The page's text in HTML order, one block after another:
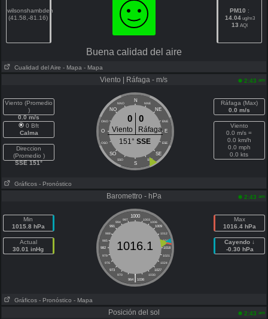
wilsonshambden
(41.58,-81.16)
PM10 :
14.04ug/m3
13 AQI
Buena calidad del aire
Cualidad del Aire - Mapa - Mapa
Viento | Ráfaga - m/s 2:43 am
Viento (Promedio
)
0.0 m/s
0 Bft
Calma
Direccion
(Promedio )
SSE 151°
N
NNO NNE
NO NE
ONO ENE
O E
OSO ESE
SO SE
SSO SSE
S
0 0
Viento
Ráfaga
151°SSE
Ráfaga (Max)
0.0 m/s
Viento
0.0 m/s =
0.0 km/h
0.0 mph
0.0 kts
Gráficos - Pronóstico
Baromettro - hPa 2:43 am
Min
1015.8 hPa
Actual
30.01 inHg
1000
997 1003
994
1006
991
1009
988
1012
985
1015
982
1018
979
1021
976
1024
973
1027
970
1030
|
964 1036
1016.1
Max
1016.4 hPa
Cayendo ↓
-0.30 hPa
Gráficos - Pronóstico - Mapa
Posición del sol 2:43 am